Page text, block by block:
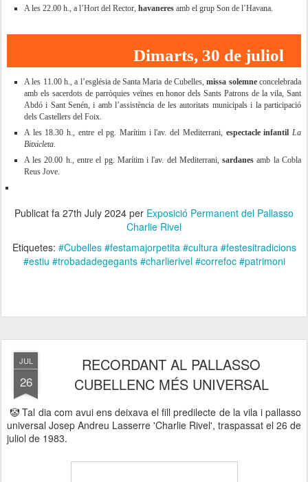
A les 22.00 h., a l’Hort del Rector, havaneresamb el grup Son de l’Havana.
Dimarts, 30 de juliol
A les 11.00 h., a l’església de Santa Maria de Cubelles,missa solemne concelebrada
amb els sacerdots de parròquies veïnes en honor dels Sants Patrons de la vila, Sant
Abdó i Sant Senén, i amb l’assistència de les autoritats municipals i la participació
dels Castellers del Foix.
A les 18.30 h., entre el pg. Marítim i l'av. del Mediterrani, espectacle infantil La
Bitxicleta.
A les 20.00 h., entre el pg. Marítim i l'av. del Mediterrani,sardanes amb la Cobla
Reus Jove.
Publicat fa 27th July 2024 per Exposició Permanent del Pallasso
Charlie Rivel
Etiquetes: #Cubelles #festamajorpetita #cultura #festesitradicions
#estiu #trobadadegegants #charlierivel #correfoc #patrimoni
JUL
26
RECORDANT AL PALLASSO
CUBELLENC MÉS UNIVERSAL
🤡 Tal dia com avui ens deixava el fill predilecte de la vila i pallasso
universal Josep Andreu Lasserre 'Charlie Rivel', traspassat el 26 de
juliol de 1983.